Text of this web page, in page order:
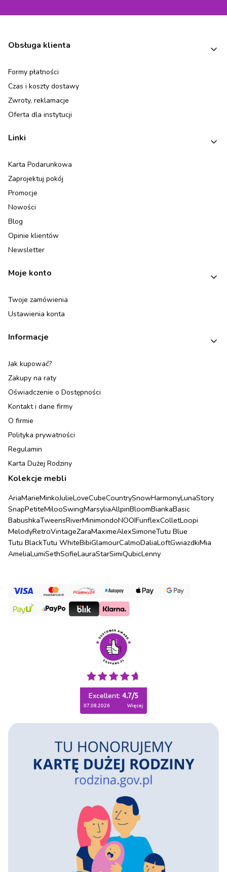
Linki w stopce
Obsługa klienta
Formy płatności
Czas i koszty dostawy
Zwroty, reklamacje
Oferta dla instytucji
Linki
Karta Podarunkowa
Zaprojektuj pokój
Promocje
Nowości
Blog
Opinie klientów
Newsletter
Moje konto
Twoje zamówienia
Ustawienia konta
Informacje
Jak kupować?
Zakupy na raty
Oświadczenie o Dostępności
Kontakt i dane firmy
O firmie
Polityka prywatności
Regulamin
Karta Dużej Rodziny
Kolekcje mebli
AriaMarieMinkoJulieLoveCubeCountrySnowHarmonyLunaStory
SnapPetiteMilooSwingMarsyliaAllpinBloomBiankaBasic
BabushkaTweensRiverMinimondoNOOIFunflexColletLoopi
MelodyRetroVintageZaraMaximeAlexSimoneTutu Blue
Tutu BlackTutu WhiteBibiGlamourCalmoDaliaLoftGwiazdkiMia
AmeliaLumiSethSofieLauraStarSimiQubicLenny
Excellent: 4.7/5
07.08.2026 więcej